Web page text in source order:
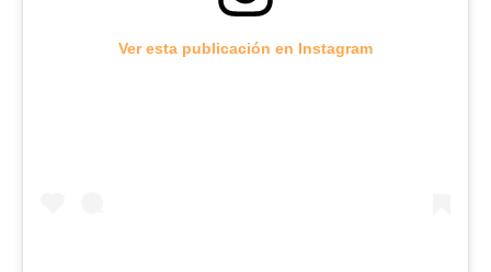
Ver esta publicación en Instagram